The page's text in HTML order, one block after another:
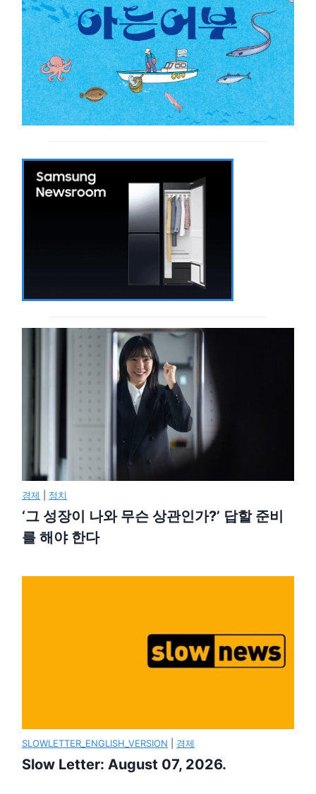
경제 정치
‘그 성장이 나와 무슨 상관인가?’ 답할 준비
를 해야 한다
SLOWLETTER_ENGLISH_VERSION 경제
Slow Letter: August 07, 2026.